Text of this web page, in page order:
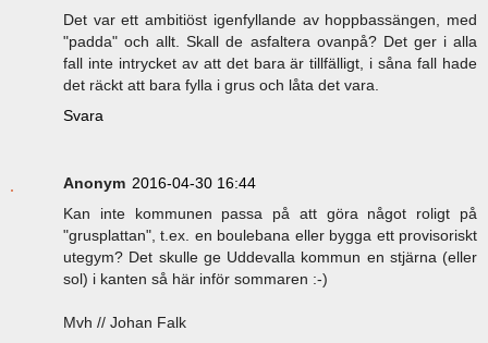
Det var ett ambitiöst igenfyllande av hoppbassängen, med
"padda" och allt. Skall de asfaltera ovanpå? Det ger i alla
fall inte intrycket av att det bara är tillfälligt, i såna fall hade
det räckt att bara fylla i grus och låta det vara.
Svara
Anonym 2016-04-30 16:44
Kan inte kommunen passa på att göra något roligt på
"grusplattan", t.ex. en boulebana eller bygga ett provisoriskt
utegym? Det skulle ge Uddevalla kommun en stjärna (eller
sol) i kanten så här inför sommaren :-)
Mvh // Johan Falk